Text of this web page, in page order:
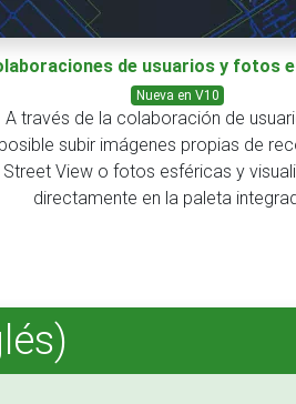
de usuarios y fotos
Nueva en V10
A través de la colaboración de
subir imágenes propias de
Street View o fotos esféricas y
directamente en la paleta